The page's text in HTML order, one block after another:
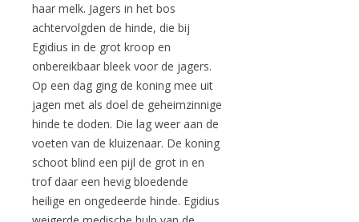
haar melk. Jagers in het bos
achtervolgden de hinde, die bij
Egidius in de grot kroop en
onbereikbaar bleek voor de jagers.
Op een dag ging de koning mee uit
jagen met als doel de geheimzinnige
hinde te doden. Die lag weer aan de
voeten van de kluizenaar. De koning
schoot blind een pijl de grot in en
trof daar een hevig bloedende
heilige en ongedeerde hinde. Egidius